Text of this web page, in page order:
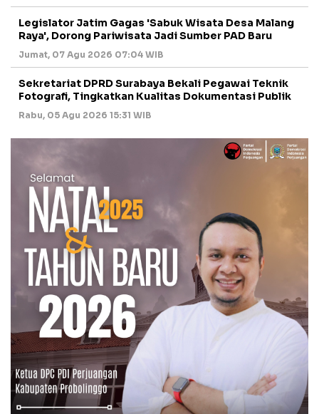
Legislator Jatim Gagas 'Sabuk Wisata Desa Malang
Raya', Dorong Pariwisata Jadi Sumber PAD Baru
Jumat, 07 Agu 2026 07:04 WIB
Sekretariat DPRD Surabaya Bekali Pegawai Teknik
Fotografi, Tingkatkan Kualitas Dokumentasi Publik
Rabu, 05 Agu 2026 15:31 WIB